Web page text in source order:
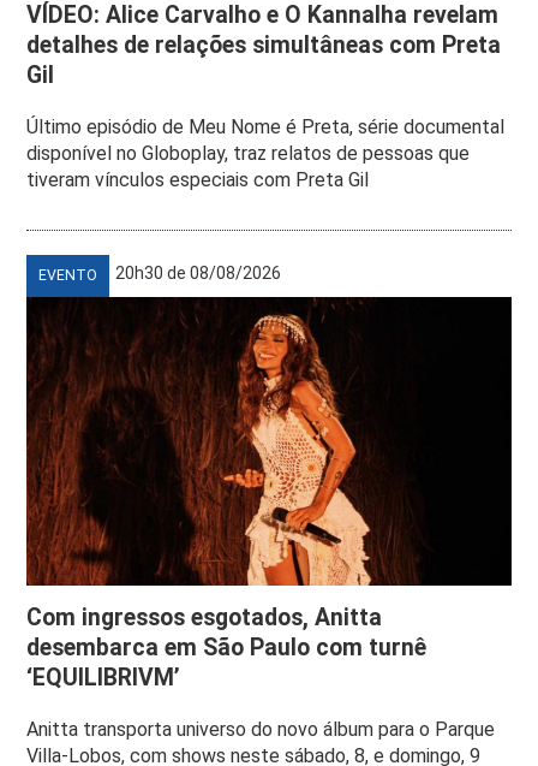
VÍDEO: Alice Carvalho e O Kannalha revelam
detalhes de relações simultâneas com Preta
Gil
Último episódio de Meu Nome é Preta, série documental
disponível no Globoplay, traz relatos de pessoas que
tiveram vínculos especiais com Preta Gil
EVENTO 20h30 de 08/08/2026
Com ingressos esgotados, Anitta
desembarca em São Paulo com turnê
‘EQUILIBRIVM’
Anitta transporta universo do novo álbum para o Parque
Villa-Lobos, com shows neste sábado, 8, e domingo, 9